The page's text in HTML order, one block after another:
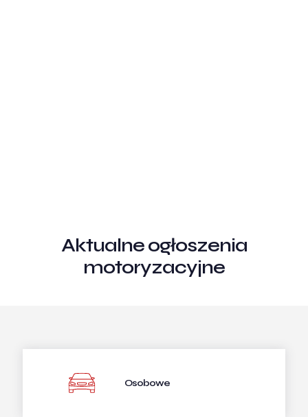
Aktualne ogłoszenia
motoryzacyjne
Osobowe